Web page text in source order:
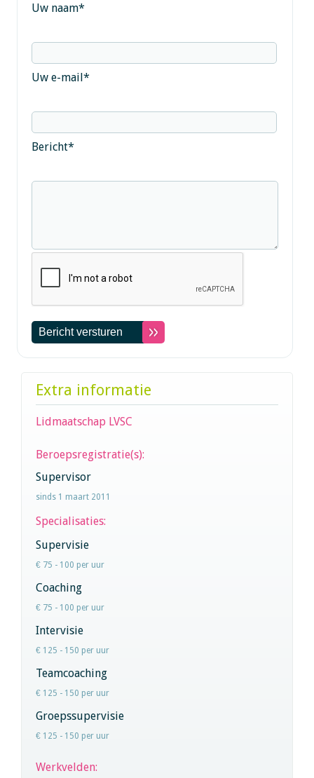
Uw naam*
Uw e-mail*
Bericht*
Extra informatie
Lidmaatschap LVSC
Beroepsregistratie(s):
Supervisor
sinds 1 maart 2011
Specialisaties:
Supervisie
€ 75 - 100 per uur
Coaching
€ 75 - 100 per uur
Intervisie
€ 125 - 150 per uur
Teamcoaching
€ 125 - 150 per uur
Groepssupervisie
€ 125 - 150 per uur
Werkvelden: